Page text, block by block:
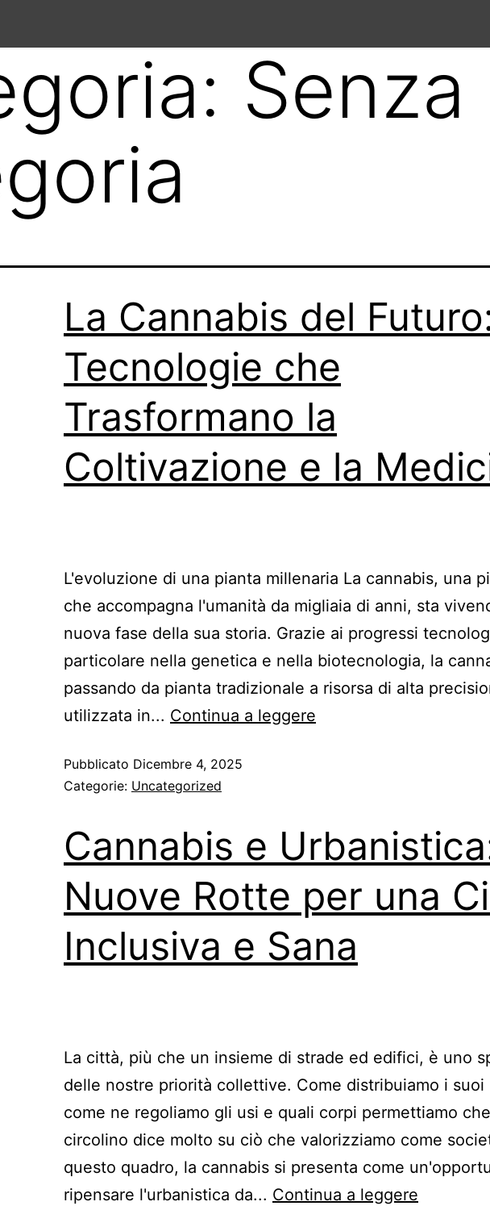
Senza
La Cannabis del
Tecnologie che
Trasformano la
Coltivazione e la
L'evoluzione di una pianta millenaria La cannabis, una
che accompagna l'umanità da migliaia di anni, sta
nuova fase della sua storia. Grazie ai progressi
particolare nella genetica e nella biotecnologia, la
passando da pianta tradizionale a risorsa di alta
utilizzata in... Continua a leggere
Pubblicato Dicembre 4, 2025
Categorie: Uncategorized
Cannabis e
Nuove Rotte per una
Inclusiva e Sana
La città, più che un insieme di strade ed edifici, è uno
delle nostre priorità collettive. Come distribuiamo i suoi
come ne regoliamo gli usi e quali corpi permettiamo
circolino dice molto su ciò che valorizziamo come
questo quadro, la cannabis si presenta come
ripensare l'urbanistica da... Continua a leggere